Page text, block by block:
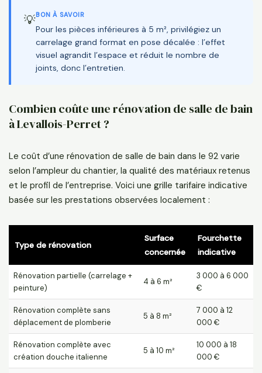
💡BON À SAVOIR
Pour les pièces inférieures à 5 m², privilégiez un
carrelage grand format en pose décalée : l’effet
visuel agrandit l’espace et réduit le nombre de
joints, donc l’entretien.
Combien coûte une rénovation de salle de bain
à Levallois-Perret ?
Le coût d’une rénovation de salle de bain dans le 92 varie
selon l’ampleur du chantier, la qualité des matériaux retenus
et le profil de l’entreprise. Voici une grille tarifaire indicative
basée sur les prestations observées localement :
Type de rénovation
Surface
concernée
Fourchette
indicative
Rénovation partielle (carrelage +
peinture)
4 à 6 m²
3 000 à 6 000
€
Rénovation complète sans
déplacement de plomberie
5 à 8 m²
7 000 à 12
000 €
Rénovation complète avec
création douche italienne
5 à 10 m²
10 000 à 18
000 €